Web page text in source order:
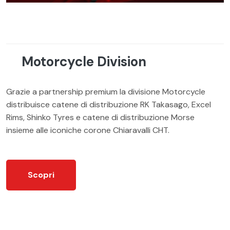
Motorcycle Division
Grazie a partnership premium la divisione Motorcycle
distribuisce catene di distribuzione RK Takasago, Excel
Rims, Shinko Tyres e catene di distribuzione Morse
insieme alle iconiche corone Chiaravalli CHT.
Scopri